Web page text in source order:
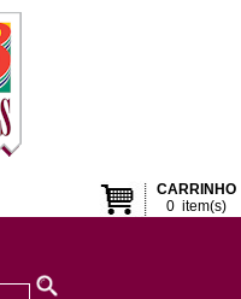
CARRINHO
0item(s)